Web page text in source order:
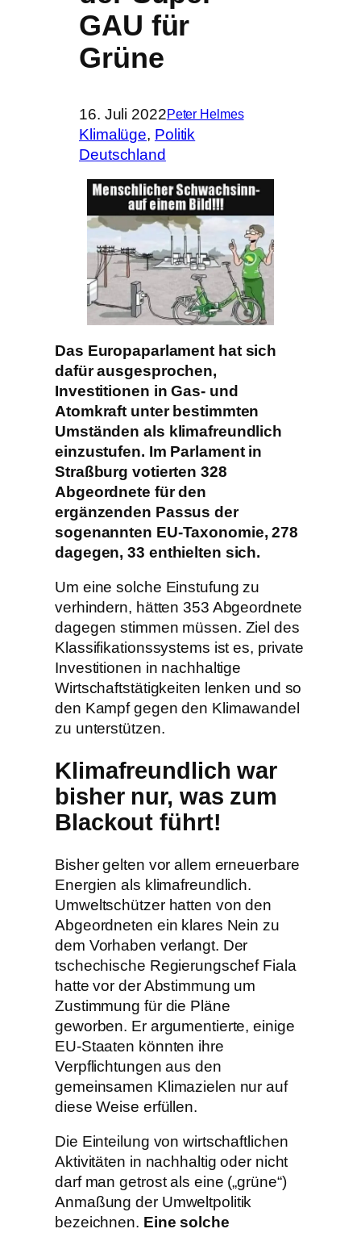
GAU für
Grüne
16. Juli 2022Peter Helmes
Klimalüge, Politik
Deutschland
Das Europaparlament hat sich
dafür ausgesprochen,
Investitionen in Gas- und
Atomkraft unter bestimmten
Umständen als klimafreundlich
einzustufen. Im Parlament in
Straßburg votierten 328
Abgeordnete für den
ergänzenden Passus der
sogenannten EU-Taxonomie, 278
dagegen, 33 enthielten sich.
Um eine solche Einstufung zu
verhindern, hätten 353 Abgeordnete
dagegen stimmen müssen. Ziel des
Klassifikationssystems ist es, private
Investitionen in nachhaltige
Wirtschaftstätigkeiten lenken und so
den Kampf gegen den Klimawandel
zu unterstützen.
Klimafreundlich war
bisher nur, was zum
Blackout führt!
Bisher gelten vor allem erneuerbare
Energien als klimafreundlich.
Umweltschützer hatten von den
Abgeordneten ein klares Nein zu
dem Vorhaben verlangt. Der
tschechische Regierungschef Fiala
hatte vor der Abstimmung um
Zustimmung für die Pläne
geworben. Er argumentierte, einige
EU-Staaten könnten ihre
Verpflichtungen aus den
gemeinsamen Klimazielen nur auf
diese Weise erfüllen.
Die Einteilung von wirtschaftlichen
Aktivitäten in nachhaltig oder nicht
darf man getrost als eine („grüne“)
Anmaßung der Umweltpolitik
bezeichnen. Eine solche